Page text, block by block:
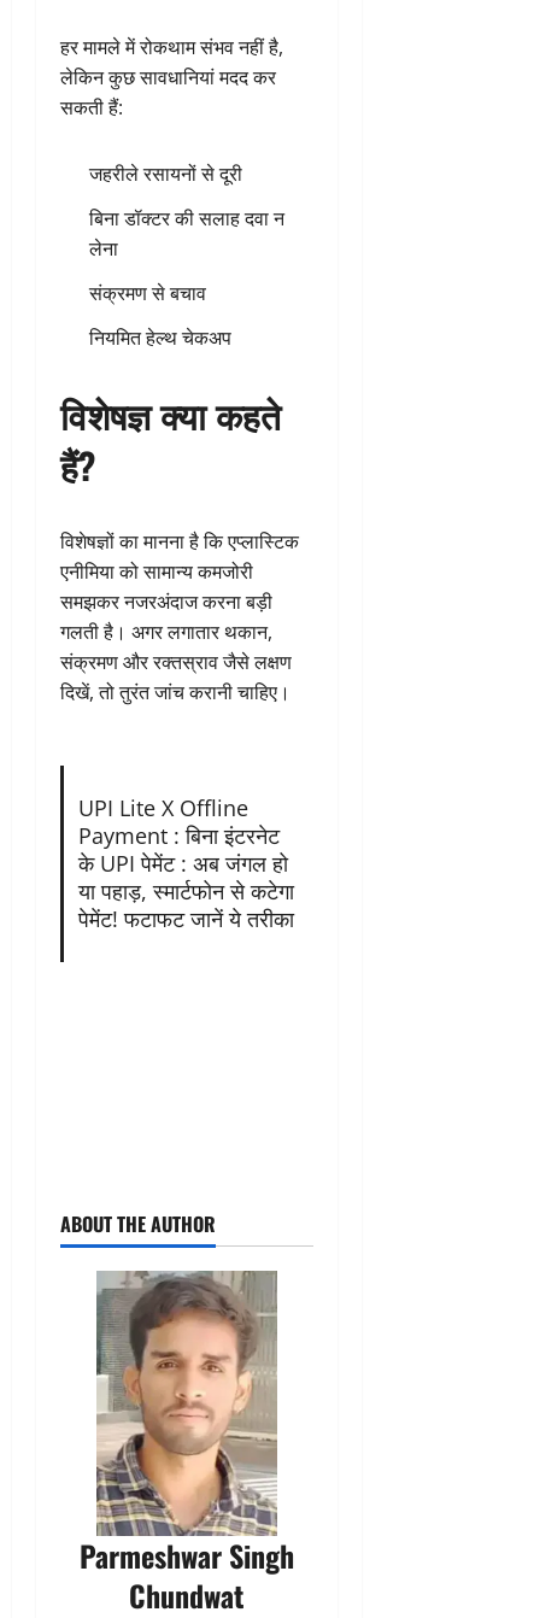
हर मामले में रोकथाम संभव नहीं है,
लेकिन कुछ सावधानियां मदद कर
सकती हैं:
जहरीले रसायनों से दूरी
बिना डॉक्टर की सलाह दवा न
लेना
संक्रमण से बचाव
नियमित हेल्थ चेकअप
विशेषज्ञ क्या कहते
हैं?
विशेषज्ञों का मानना है कि एप्लास्टिक
एनीमिया को सामान्य कमजोरी
समझकर नजरअंदाज करना बड़ी
गलती है। अगर लगातार थकान,
संक्रमण और रक्तस्राव जैसे लक्षण
दिखें, तो तुरंत जांच करानी चाहिए।
UPI Lite X Offline
Payment : बिना इंटरनेट
के UPI पेमेंट : अब जंगल हो
या पहाड़, स्मार्टफोन से कटेगा
पेमेंट! फटाफट जानें ये तरीका
ABOUT THE AUTHOR
Parmeshwar Singh
Chundwat